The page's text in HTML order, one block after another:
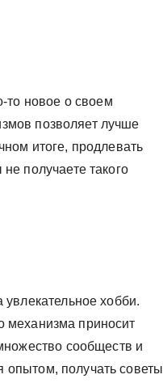
то новое о своем
позволяет лучше
итоге, продлевать
получаете такого
хобби.
механизма приносит
сообществ и
получать советы